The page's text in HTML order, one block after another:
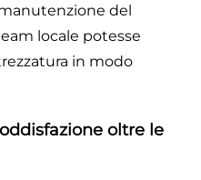
del
locale potesse
in modo
oltre le